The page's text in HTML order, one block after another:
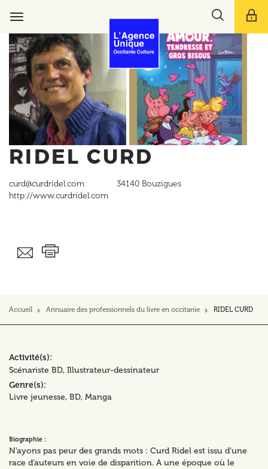
principal
navigation
Toggle
bar
RIDEL CURD
curd@curdridel.com
http://www.curdridel.com
34140 Bouzigues
Accueil Annuaire des professionnels du livre en occitanie RIDEL CURD
Activité(s)
Scénariste BD Illustrateur-dessinateur
Genre(s)
Livre jeunesse BD, Manga
Biographie :
N’ayons pas peur des grands mots : Curd Ridel est issu d’une
race d’auteurs en voie de disparition. A une époque où le